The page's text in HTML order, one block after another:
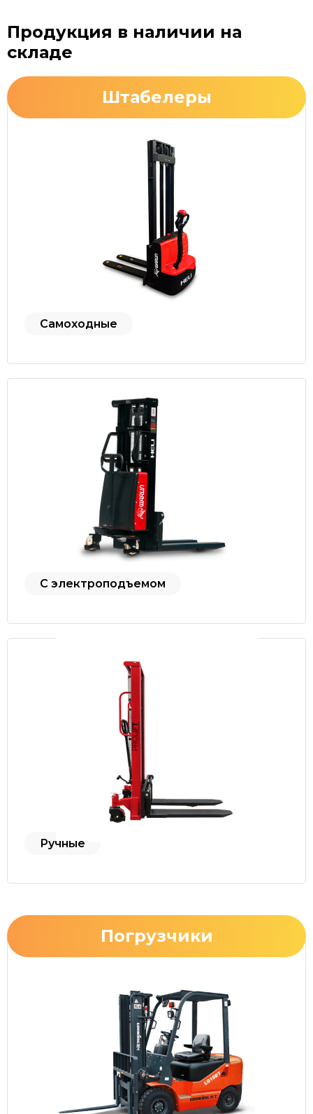
Продукция в наличии на
складе
Штабелеры
Самоходные
С электроподъемом
Ручные
Погрузчики